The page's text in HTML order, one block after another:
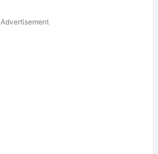
Advertisement